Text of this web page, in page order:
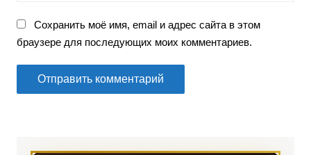
Сохранить моё имя, email и адрес сайта в этом
браузере для последующих моих комментариев.